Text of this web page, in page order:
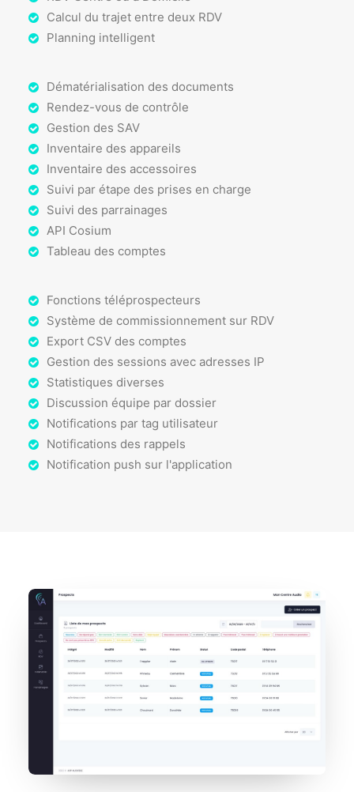
Calcul du trajet entre deux RDV
Planning intelligent
Dématérialisation des documents
Rendez-vous de contrôle
Gestion des SAV
Inventaire des appareils
Inventaire des accessoires
Suivi par étape des prises en charge
Suivi des parrainages
API Cosium
Tableau des comptes
Fonctions téléprospecteurs
Système de commissionnement sur RDV
Export CSV des comptes
Gestion des sessions avec adresses IP
Statistiques diverses
Discussion équipe par dossier
Notifications par tag utilisateur
Notifications des rappels
Notification push sur l'application